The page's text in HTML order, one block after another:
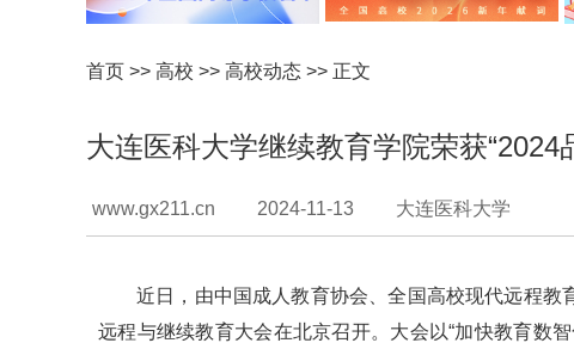
首页 >> 高校 >> 高校动态 >> 正文
大连医科大学继续教育学院荣获
www.gx211.cn 2024-11-13 大连医科大学
近日，由中国成人教育协会、全国高校现代远程教
远程与继续教育大会在北京召开。大会以“加快教育数